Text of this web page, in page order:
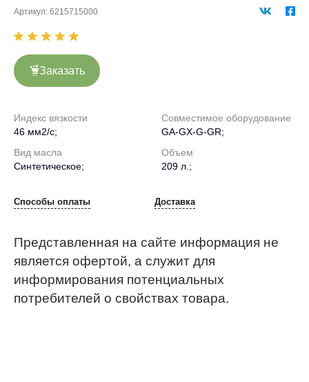
Артикул: 6215715000
Заказать
Индекс вязкости
46 мм2/с;
Совместимое оборудование
GA-GX-G-GR;
Вид масла
Синтетическое;
Объем
209 л.;
Способы оплаты Доставка
Представленная на сайте информация не
является офертой, а служит для
информирования потенциальных
потребителей о свойствах товара.